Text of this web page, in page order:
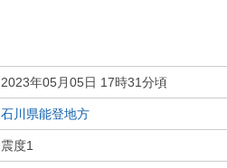
2023年05月05日 17時31分頃
石川県能登地方
震度1